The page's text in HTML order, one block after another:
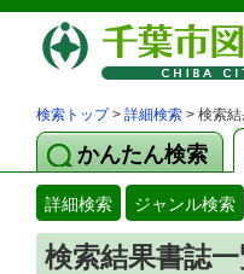
検索トップ> 詳細検索 > 検索
かんたん検索
詳細検索 ジャンル検索
検索結果書誌